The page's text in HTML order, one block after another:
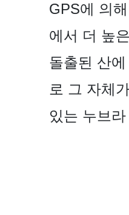
GPS에 의
에서 더 높
돌출된 산
로 그 자체
있는 누브